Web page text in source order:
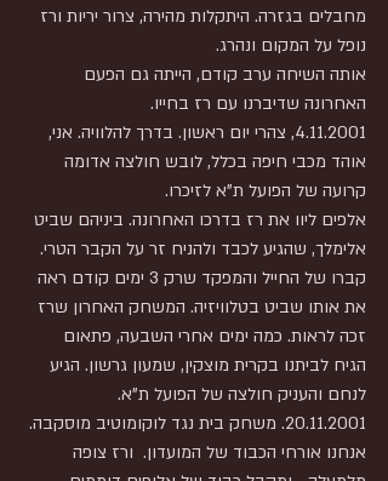
מחבלים בגזרה. היתקלות מהירה, צרור יריות ורז
נופל על המקום ונהרג.
אותה השיחה ערב קודם, הייתה גם הפעם
האחרונה שדיברנו עם רז בחייו.
4.11.2001, צהרי יום ראשון. בדרך להלוויה. אני,
אוהד מכבי חיפה בכלל, לובש חולצה אדומה
קרועה של הפועל ת"א לזיכרו.
אלפים ליוו את רז בדרכו האחרונה. ביניהם שביט
אלימלך, שהגיע לכבד ולהניח זר על הקבר הטרי.
קברו של החייל והמפקד שרק 3 ימים קודם ראה
את אותו שביט בטלוויזיה. המשחק האחרון שרז
זכה לראות. כמה ימים אחרי השבעה, פתאום
הגיח לביתנו בקרית מוצקין, שמעון גרשון. הגיע
לנחם והעניק חולצה של הפועל ת"א.
20.11.2001. משחק בית נגד לוקומוטיב מוסקבה.
אנחנו אורחי הכבוד של המועדון.  ורז צופה